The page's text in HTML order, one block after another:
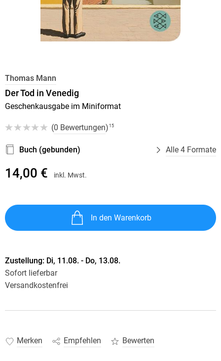
Thomas Mann
Der Tod in Venedig
Geschenkausgabe im Miniformat
(0 Bewertungen) 15
Buch (gebunden) Alle 4 Formate
14,00 € inkl. Mwst.
In den Warenkorb
Zustellung: Di, 11.08. - Do, 13.08.
Sofort lieferbar
Versandkostenfrei
Merken Empfehlen Bewerten